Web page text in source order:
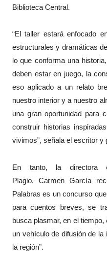
Biblioteca Central.
“El taller estará enfocado
estructurales y dramáticas
lo que conforma una
deben estar en juego, la
eso aplicado a un relato
nuestro interior y a nuestro
una gran oportunidad para
construir historias
vivimos”, señala el escritor y
En tanto, la directora
Plagio, Carmen García
Palabras es un concurso
para cuentos breves, se
busca plasmar, en el
un vehículo de difusión de la
la región”.